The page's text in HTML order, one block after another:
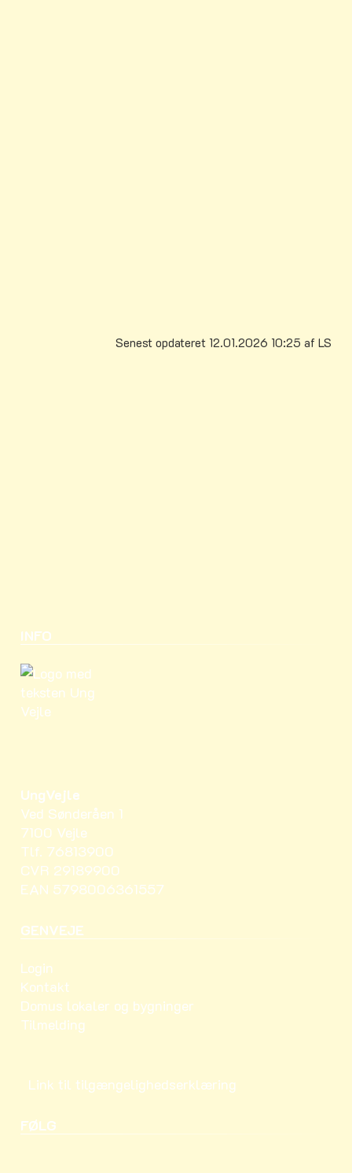
Senest opdateret 12.01.2026 10:25 af LS
INFO
UngVejle
Ved Sønderåen 1
7100 Vejle
Tlf. 76813900
CVR 29189900
EAN 5798006361557
GENVEJE
Login
Kontakt
Domus lokaler og bygninger
Tilmelding
Link til tilgængelighedserklæring
FØLG